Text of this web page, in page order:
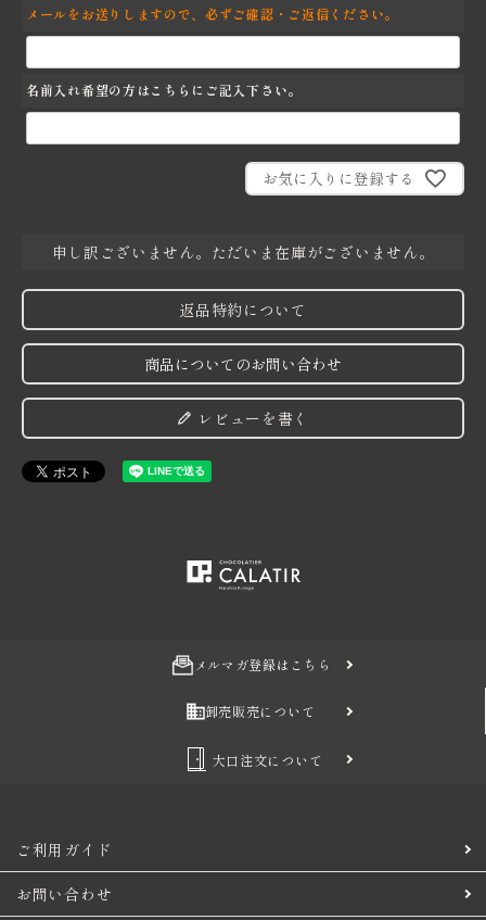
メールをお送りしますので、必ずご確認・ご返信ください。
名前入れ希望の方はこちらにご記入下さい。
お気に入りに登録する
申し訳ございません。ただいま在庫がございません。
返品特約について
商品についてのお問い合わせ
レビューを書く
メルマガ登録はこちら
卸売販売について
大口注文について
ご利用ガイド
お問い合わせ